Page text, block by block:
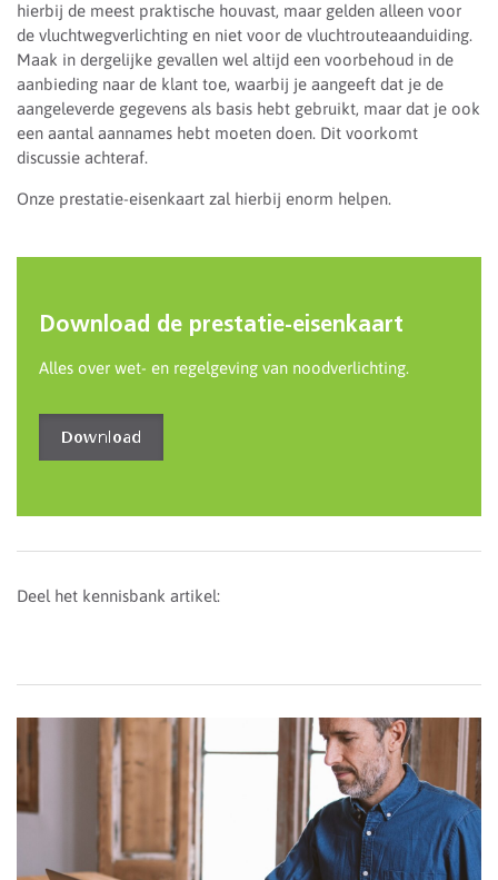
hierbij de meest praktische houvast, maar gelden alleen voor
de vluchtwegverlichting en niet voor de vluchtrouteaanduiding.
Maak in dergelijke gevallen wel altijd een voorbehoud in de
aanbieding naar de klant toe, waarbij je aangeeft dat je de
aangeleverde gegevens als basis hebt gebruikt, maar dat je ook
een aantal aannames hebt moeten doen. Dit voorkomt
discussie achteraf.
Onze prestatie-eisenkaart zal hierbij enorm helpen.
Download de prestatie-eisenkaart
Alles over wet- en regelgeving van noodverlichting.
Download
Deel het kennisbank artikel: